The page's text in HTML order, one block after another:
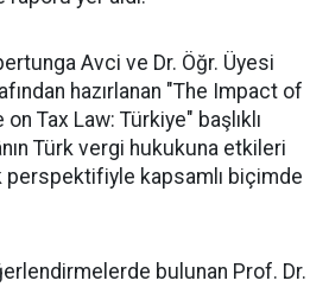
Avci ve Dr. Öğr. Üyesi
hazırlanan "The Impact of
Tax Law: Türkiye" başlıklı
Türk vergi hukukuna etkileri
perspektifiyle kapsamlı biçimde
bulunan Prof. Dr.